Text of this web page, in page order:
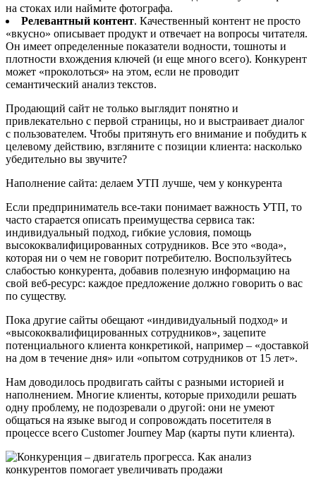
на стоках или наймите фотографа.
Релевантный контент. Качественный контент не просто
«вкусно» описывает продукт и отвечает на вопросы читателя.
Он имеет определенные показатели водности, тошноты и
плотности вхождения ключей (и еще много всего). Конкурент
может «проколоться» на этом, если не проводит
семантический анализ текстов.
Продающий сайт не только выглядит понятно и
привлекательно с первой страницы, но и выстраивает диалог
с пользователем. Чтобы притянуть его внимание и побудить к
целевому действию, взгляните с позиции клиента: насколько
убедительно вы звучите?
Наполнение сайта: делаем УТП лучше, чем у конкурента
Если предприниматель все-таки понимает важность УТП, то
часто старается описать преимущества сервиса так:
индивидуальный подход, гибкие условия, помощь
высококвалифицированных сотрудников. Все это «вода»,
которая ни о чем не говорит потребителю. Воспользуйтесь
слабостью конкурента, добавив полезную информацию на
свой веб-ресурс: каждое предложение должно говорить о вас
по существу.
Пока другие сайты обещают «индивидуальный подход» и
«высококвалифицированных сотрудников», зацепите
потенциального клиента конкретикой, например – «доставкой
на дом в течение дня» или «опытом сотрудников от 15 лет».
Нам доводилось продвигать сайты с разными историей и
наполнением. Многие клиенты, которые приходили решать
одну проблему, не подозревали о другой: они не умеют
общаться на языке выгод и сопровождать посетителя в
процессе всего Customer Journey Map (карты пути клиента).